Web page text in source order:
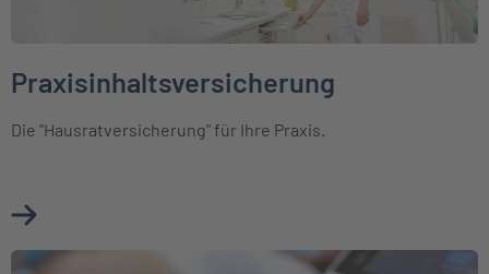
Praxisinhaltsversicherung
Die "Hausratversicherung" für Ihre Praxis.
Mehr über Praxisinhaltsversicherung erfahren
Weiter zu Elektronikversicherung für Mediziner